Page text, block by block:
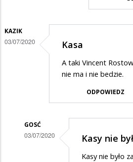
KAZIK
03/07/2020 Kasa
A taki Vincent
nie ma i nie bedzie.
ODPOWIEDZ
GOSĆ
03/07/2020 Kasy nie
Kasy nie było